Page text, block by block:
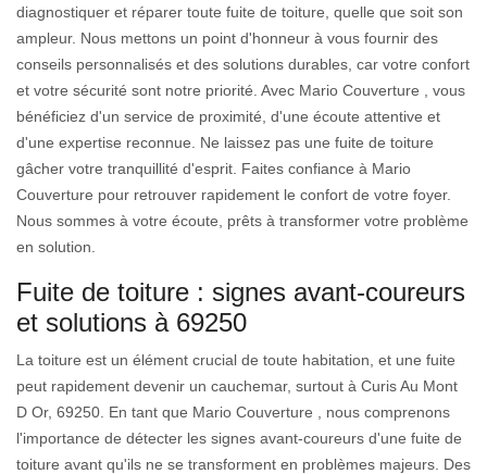
diagnostiquer et réparer toute fuite de toiture, quelle que soit son
ampleur. Nous mettons un point d'honneur à vous fournir des
conseils personnalisés et des solutions durables, car votre confort
et votre sécurité sont notre priorité. Avec Mario Couverture , vous
bénéficiez d'un service de proximité, d'une écoute attentive et
d'une expertise reconnue. Ne laissez pas une fuite de toiture
gâcher votre tranquillité d'esprit. Faites confiance à Mario
Couverture pour retrouver rapidement le confort de votre foyer.
Nous sommes à votre écoute, prêts à transformer votre problème
en solution.
Fuite de toiture : signes avant-coureurs
et solutions à 69250
La toiture est un élément crucial de toute habitation, et une fuite
peut rapidement devenir un cauchemar, surtout à Curis Au Mont
D Or, 69250. En tant que Mario Couverture , nous comprenons
l'importance de détecter les signes avant-coureurs d'une fuite de
toiture avant qu'ils ne se transforment en problèmes majeurs. Des